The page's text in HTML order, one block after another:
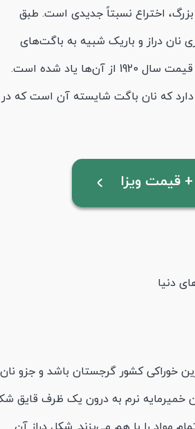
اختراع نسبتاً جدیدی است. طبق
دراز و باریک شبیه به باگت‌های
امروزی در سده 19 میلادی مشهور شدند و نخستین بار رسماً در فهرست قیمت سال 1920 از آن‌ها یاد شده است.
دارد که نان باگت شایسته آن است که در
+ قیمت ویزا
دنیا
خوراکی کشور گرجستان باشد و جزو نان
نرم به درون یک ظرف قایق